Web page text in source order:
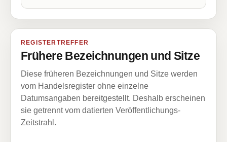
REGISTERTREFFER
Frühere Bezeichnungen und Sitze
Diese früheren Bezeichnungen und Sitze werden
vom Handelsregister ohne einzelne
Datumsangaben bereitgestellt. Deshalb erscheinen
sie getrennt vom datierten Veröffentlichungs-
Zeitstrahl.